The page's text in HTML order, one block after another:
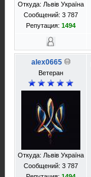
Откуда: Львів Україна
Сообщений: 3 787
Репутация: 1494
alex0665
Ветеран
Откуда: Львів Україна
Сообщений: 3 787